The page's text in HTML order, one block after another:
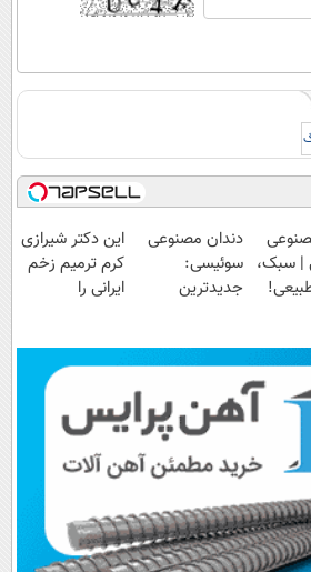
| سبک،
دندان مصنوعی
سوئیسی:
جدیدترین
پرداخت قسطی
این دکتر شیرازی
کرم ترمیم زخم
ایرانی را